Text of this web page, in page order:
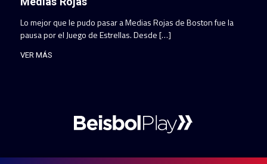
Lo mejor que le pudo pasar a Medias Rojas de Boston fue la
pausa por el Juego de Estrellas. Desde […]
VER MÁS